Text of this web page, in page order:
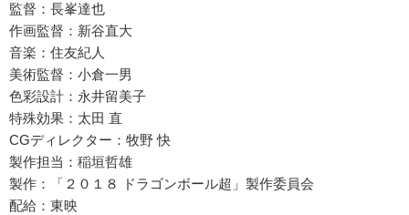
監督：長峯達也
作画監督：新谷直大
音楽：住友紀人
美術監督：小倉一男
色彩設計：永井留美子
特殊効果：太田 直
CGディレクター：牧野 快
製作担当：稲垣哲雄
製作：「２０１８ ドラゴンボール超」製作委員会
配給：東映